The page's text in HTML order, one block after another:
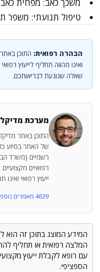
משכך כאב: מפחית
טיפול תנועתי: משפר
הבהרה רפואית: התוכן
ואינו מהווה תחליף לייעוץ
שאלה שנוגעת לבריאותכם.
מערכת מדיקל
התוכן באתר
של האתר בסיוע
רשמיים (משרד
רפואיים
ייעוץ רפואי
4639 מאמרים נוספים
המידע המוצג בתוכן זה הוא
המלצה רפואית או תחליף
עם רופא לקבלת ייעוץ
הספציפי.